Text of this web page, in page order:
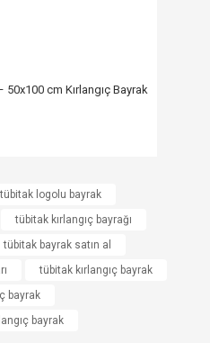
50x100 cm Kırlangıç Bayrak
tübitak logolu bayrak
tübitak kırlangıç bayrağı
tübitak bayrak satın al
tübitak kırlangıç bayrak
bayrak
bayrak